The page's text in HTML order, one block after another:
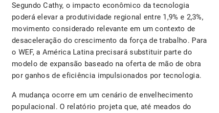
Segundo Cathy, o impacto econômico da tecnologia
poderá elevar a produtividade regional entre 1,9% e 2,3%,
movimento considerado relevante em um contexto de
desaceleração do crescimento da força de trabalho. Para
o WEF, a América Latina precisará substituir parte do
modelo de expansão baseado na oferta de mão de obra
por ganhos de eficiência impulsionados por tecnologia.
A mudança ocorre em um cenário de envelhecimento
populacional. O relatório projeta que, até meados do